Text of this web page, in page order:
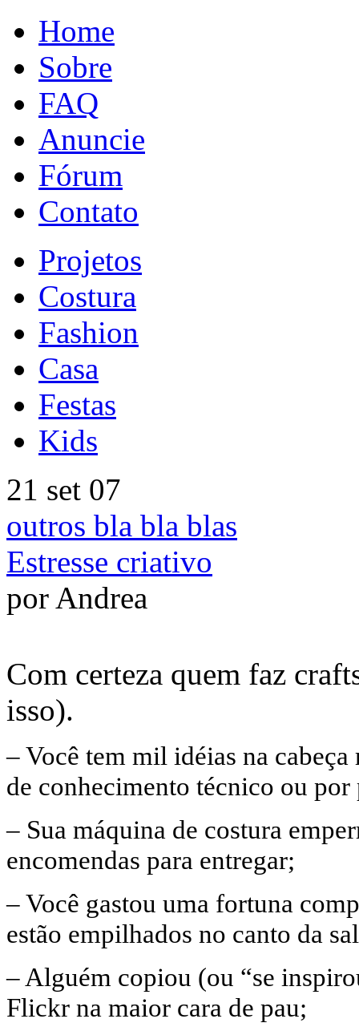
Home
Sobre
FAQ
Anuncie
Fórum
Contato
Projetos
Costura
Fashion
Casa
Festas
Kids
21 set 07
outros bla bla blas
Estresse criativo
por Andrea
Com certeza quem faz
isso).
– Você tem mil idéias na
de conhecimento técnico ou
– Sua máquina de costura
encomendas para entregar;
– Você gastou uma fortuna
estão empilhados no canto da
– Alguém copiou (ou “se
Flickr na maior cara de pau;